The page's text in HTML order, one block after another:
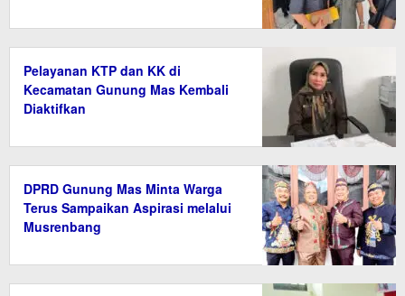
Pelayanan KTP dan KK di
Kecamatan Gunung Mas Kembali
Diaktifkan
DPRD Gunung Mas Minta Warga
Terus Sampaikan Aspirasi melalui
Musrenbang